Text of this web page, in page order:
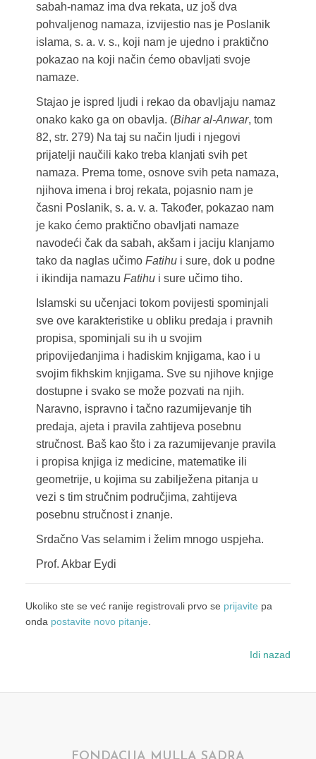
sabah-namaz ima dva rekata, uz još dva
pohvaljenog namaza, izvijestio nas je Poslanik
islama, s. a. v. s., koji nam je ujedno i praktično
pokazao na koji način ćemo obavljati svoje
namaze.
Stajao je ispred ljudi i rekao da obavljaju namaz
onako kako ga on obavlja. (Bihar al-Anwar, tom
82, str. 279) Na taj su način ljudi i njegovi
prijatelji naučili kako treba klanjati svih pet
namaza. Prema tome, osnove svih peta namaza,
njihova imena i broj rekata, pojasnio nam je
časni Poslanik, s. a. v. a. Također, pokazao nam
je kako ćemo praktično obavljati namaze
navodeći čak da sabah, akšam i jaciju klanjamo
tako da naglas učimo Fatihui sure, dok u podne
i ikindija namazu Fatihui sure učimo tiho.
Islamski su učenjaci tokom povijesti spominjali
sve ove karakteristike u obliku predaja i pravnih
propisa, spominjali su ih u svojim
pripovijedanjima i hadiskim knjigama, kao i u
svojim fikhskim knjigama. Sve su njihove knjige
dostupne i svako se može pozvati na njih.
Naravno, ispravno i tačno razumijevanje tih
predaja, ajeta i pravila zahtijeva posebnu
stručnost. Baš kao što i za razumijevanje pravila
i propisa knjiga iz medicine, matematike ili
geometrije, u kojima su zabilježena pitanja u
vezi s tim stručnim područjima, zahtijeva
posebnu stručnost i znanje.
Srdačno Vas selamim i želim mnogo uspjeha.
Prof. Akbar Eydi
Ukoliko ste se već ranije registrovali prvo se prijavite pa
onda postavite novo pitanje.
Idi nazad